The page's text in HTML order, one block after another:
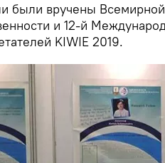
были вручены Всемирной
и 12-й
KIWIE 2019.